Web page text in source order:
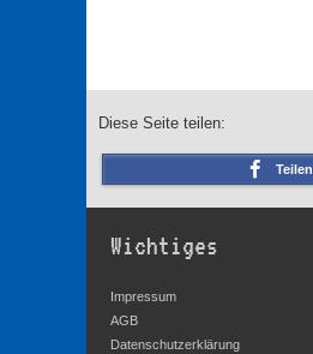
Diese Seite teilen:
Teilen
Wichtiges
Impressum
AGB
Datenschutzerklärung